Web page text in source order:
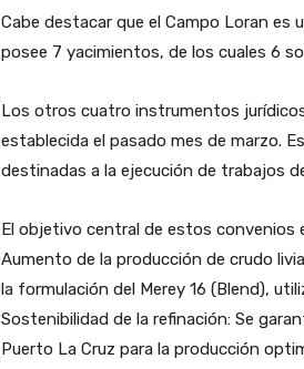
​Cabe destacar que el Campo Loran es
posee 7 yacimientos, de los cuales 6
​Los otros cuatro instrumentos
establecida el pasado mes de marzo.
destinadas a la ejecución de trabajos
​El objetivo central de estos convenios
​Aumento de la producción de crudo
la formulación del Merey 16 (Blend),
​Sostenibilidad de la refinación: Se
Puerto La Cruz para la producción